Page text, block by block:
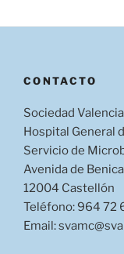
CONTACTO
Sociedad
Hospital General
Servicio de
Avenida de
12004 Castellón
Teléfono: 964 72
Email: